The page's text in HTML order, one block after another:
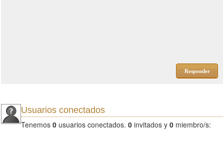
Responder
Usuarios conectados
Tenemos 0 usuarios conectados. 0 invitados y 0 miembro/s: